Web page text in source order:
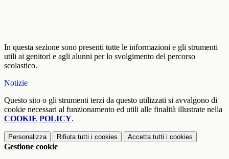
In questa sezione sono presenti tutte le informazioni e gli strumenti
utili ai genitori e agli alunni per lo svolgimento del percorso
scolastico.
Notizie
Questo sito o gli strumenti terzi da questo utilizzati si avvalgono di
cookie necessari al funzionamento ed utili alle finalità illustrate nella
COOKIE POLICY.
Personalizza Rifiuta tutti i cookies Accetta tutti i cookies
Gestione cookie